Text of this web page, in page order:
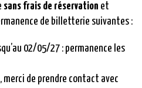
sans frais de réservation et
de billetterie suivantes :
02/05/27 : permanence les
merci de prendre contact avec